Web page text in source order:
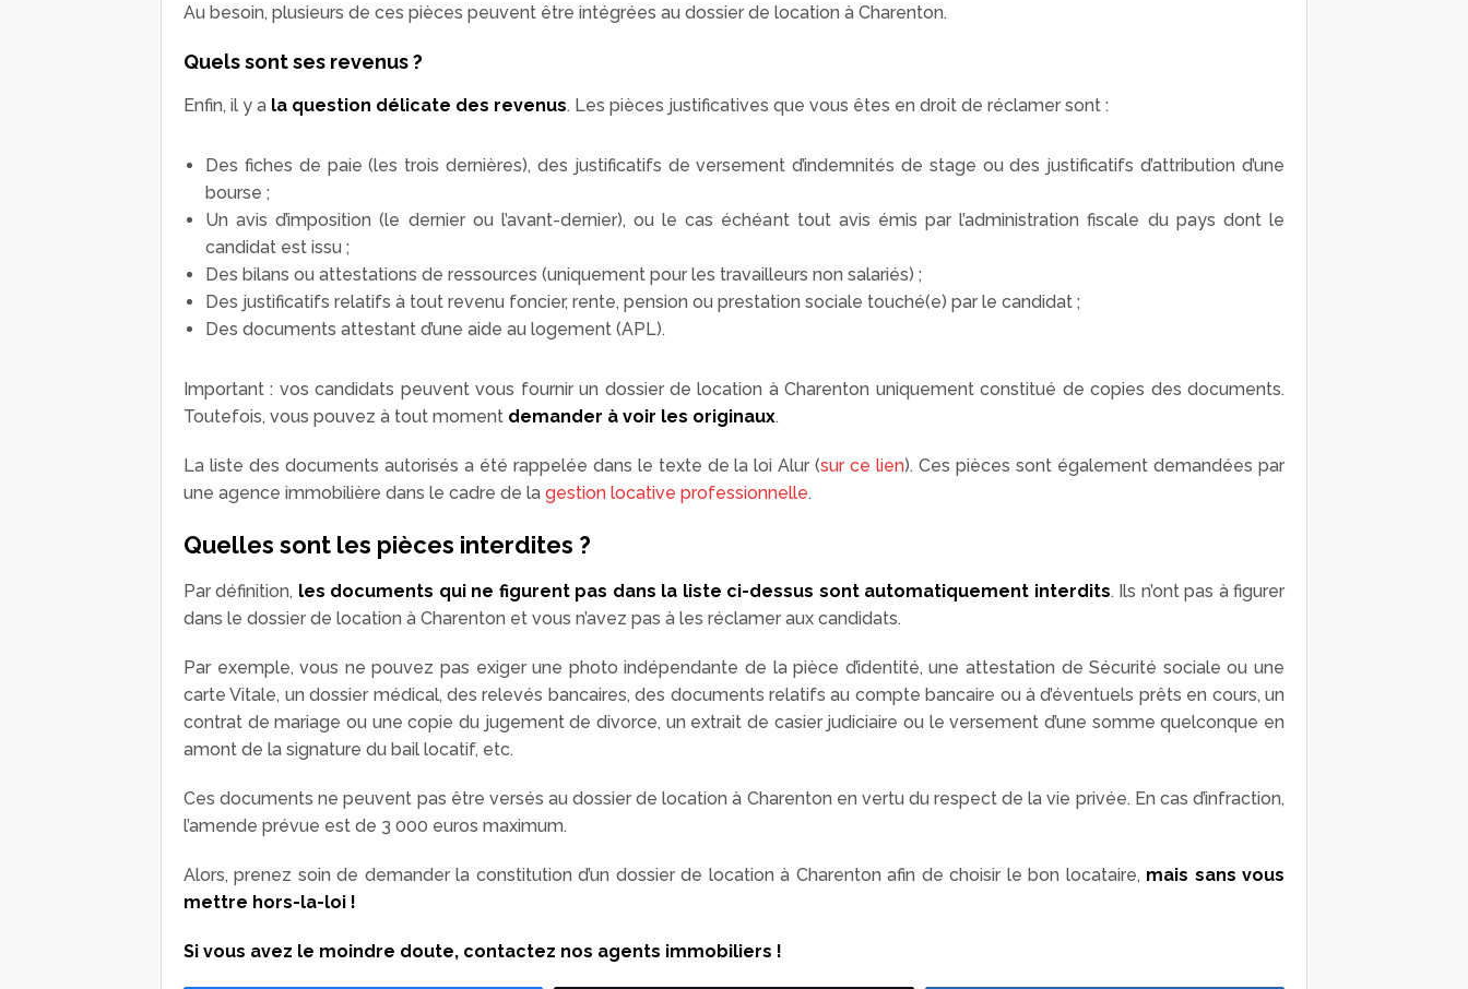
Au besoin, plusieurs de ces pièces peuvent être intégrées au dossier de location à Charenton.
Quels sont ses revenus ?
Enfin, il y a la question délicate des revenus. Les pièces justificatives que vous êtes en droit de réclamer sont :
Des fiches de paie (les trois dernières), des justificatifs de versement d’indemnités de stage ou des justificatifs d’attribution d’une
bourse ;
Un avis d’imposition (le dernier ou l’avant-dernier), ou le cas échéant tout avis émis par l’administration fiscale du pays dont le
candidat est issu ;
Des bilans ou attestations de ressources (uniquement pour les travailleurs non salariés) ;
Des justificatifs relatifs à tout revenu foncier, rente, pension ou prestation sociale touché(e) par le candidat ;
Des documents attestant d’une aide au logement (APL).
Important : vos candidats peuvent vous fournir un dossier de location à Charenton uniquement constitué de copies des documents.
Toutefois, vous pouvez à tout moment demander à voir les originaux.
La liste des documents autorisés a été rappelée dans le texte de la loi Alur (sur ce lien). Ces pièces sont également demandées par
une agence immobilière dans le cadre de la gestion locative professionnelle.
Quelles sont les pièces interdites ?
Par définition, les documents qui ne figurent pas dans la liste ci-dessus sont automatiquement interdits. Ils n’ont pas à figurer
dans le dossier de location à Charenton et vous n’avez pas à les réclamer aux candidats.
Par exemple, vous ne pouvez pas exiger une photo indépendante de la pièce d’identité, une attestation de Sécurité sociale ou une
carte Vitale, un dossier médical, des relevés bancaires, des documents relatifs au compte bancaire ou à d’éventuels prêts en cours, un
contrat de mariage ou une copie du jugement de divorce, un extrait de casier judiciaire ou le versement d’une somme quelconque en
amont de la signature du bail locatif, etc.
Ces documents ne peuvent pas être versés au dossier de location à Charenton en vertu du respect de la vie privée. En cas d’infraction,
l’amende prévue est de 3 000 euros maximum.
Alors, prenez soin de demander la constitution d’un dossier de location à Charenton afin de choisir le bon locataire, mais sans vous
mettre hors-la-loi !
Si vous avez le moindre doute, contactez nos agents immobiliers !